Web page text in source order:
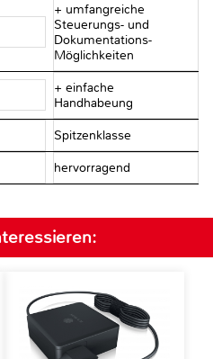
+ umfangreiche
Steuerungs- und
Dokumentations-
Möglichkeiten
+ einfache
Handhabeung
Spitzenklasse
hervorragend